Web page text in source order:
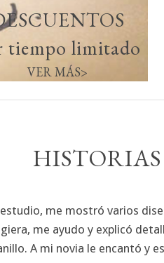
tiempo limitado
VER MÁS>
me mostró varios
me ayudo y explicó
A mi novia le encantó y